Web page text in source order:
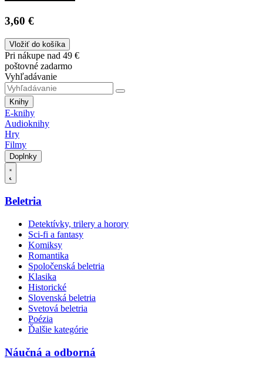
3,60 €
Vložiť do košíka
Pri nákupe nad 49 €
poštovné zadarmo
Vyhľadávanie
Knihy
E-knihy
Audioknihy
Hry
Filmy
Doplnky
Beletria
Detektívky, trilery a horory
Sci-fi a fantasy
Komiksy
Romantika
Spoločenská beletria
Klasika
Historické
Slovenská beletria
Svetová beletria
Poézia
Ďalšie kategórie
Náučná a odborná